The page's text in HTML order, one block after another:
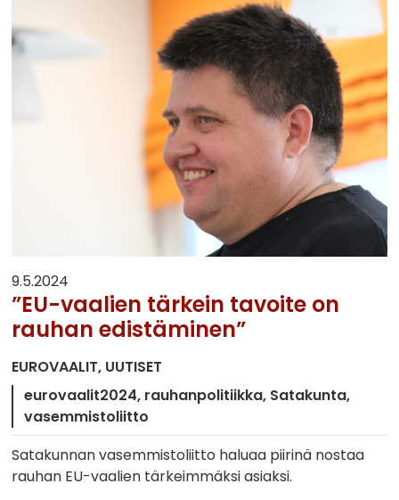
9.5.2024
”EU-vaalien tärkein tavoite on
rauhan edistäminen”
EUROVAALIT UUTISET
eurovaalit2024 rauhanpolitiikka Satakunta
vasemmistoliitto
Satakunnan vasemmistoliitto haluaa piirinä nostaa
rauhan EU-vaalien tärkeimmäksi asiaksi.